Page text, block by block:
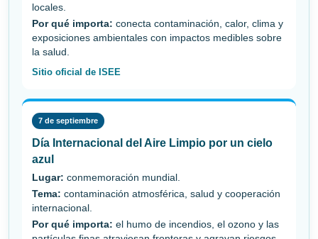
locales.
Por qué importa: conecta contaminación, calor, clima y
exposiciones ambientales con impactos medibles sobre
la salud.
Sitio oficial de ISEE
7 de septiembre
Día Internacional del Aire Limpio por un cielo
azul
Lugar: conmemoración mundial.
Tema: contaminación atmosférica, salud y cooperación
internacional.
Por qué importa: el humo de incendios, el ozono y las